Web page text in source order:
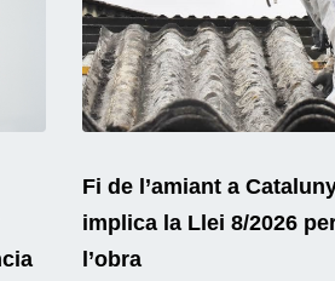
Fi de l’amiant a
implica la Llei 8/2026
l’obra